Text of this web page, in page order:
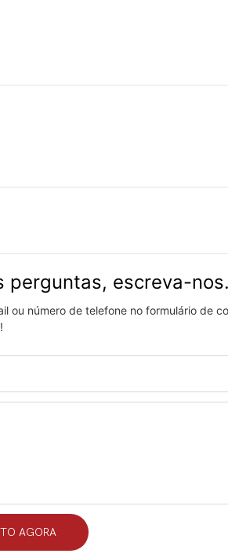
perguntas, escreva-nos.
ou número de telefone no formulário de
AGORA